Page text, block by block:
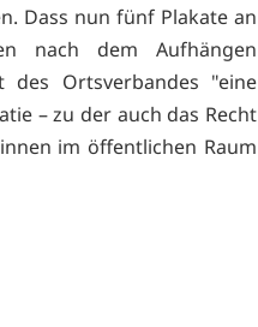
Dass nun fünf Plakate an
nach dem Aufhängen
Ortsverbandes "eine
– zu der auch das Recht
im öffentlichen Raum